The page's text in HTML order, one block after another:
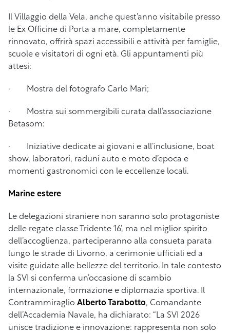
Il Villaggio della Vela, anche quest’anno visitabile presso
le Ex Officine di Porta a mare, completamente
rinnovato, offrirà spazi accessibili e attività per famiglie,
scuole e visitatori di ogni età. Gli appuntamenti più
attesi:
· Mostra del fotografo Carlo Mari;
· Mostra sui sommergibili curata dall’associazione
Betasom:
· Iniziative dedicate ai giovani e all’inclusione, boat
show, laboratori, raduni auto e moto d’epoca e
momenti gastronomici con le eccellenze locali.
Marine estere
Le delegazioni straniere non saranno solo protagoniste
delle regate classe Tridente 16’, ma nel miglior spirito
dell’accoglienza, parteciperanno alla consueta parata
lungo le strade di Livorno, a cerimonie ufficiali ed a
visite guidate alle bellezze del territorio. In tale contesto
la SVI si conferma un’occasione di scambio
internazionale, formazione e diplomazia sportiva. Il
Contrammiraglio Alberto Tarabotto, Comandante
dell’Accademia Navale, ha dichiarato: “La SVI 2026
unisce tradizione e innovazione: rappresenta non solo